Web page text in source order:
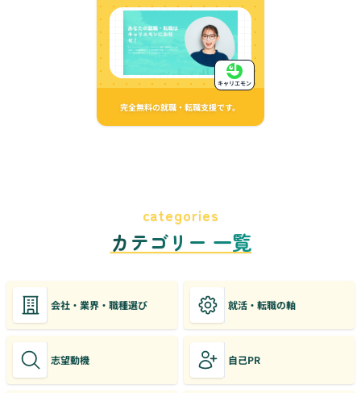
完全無料の就職・転職支援です。
キャリエモン
categories
カテゴリー 一覧
会社・業界・職種選び 就活・転職の軸
志望動機 自己PR